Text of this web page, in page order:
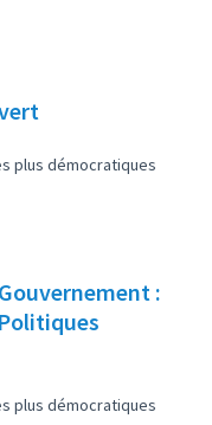
plus démocratiques
:
plus démocratiques